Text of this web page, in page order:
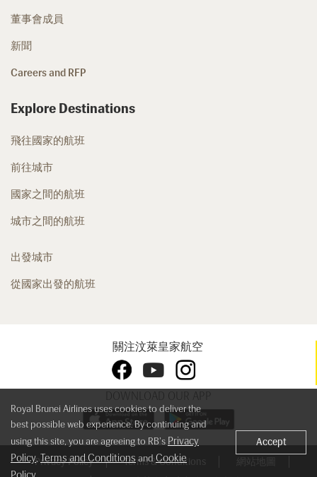
董事會成員
新聞
Careers and RFP
Explore Destinations
飛往國家的航班
前往城市
國家之間的航班
城市之間的航班
出發城市
從國家出發的航班
關注汶萊皇家航空
DOWNLOAD OUR APP
Privacy Policy Terms & Conditions
網站地圖
Royal Brunei Airlines uses cookies to deliver the
best possible web experience. By continuing and
using this site, you are agreeing to RB's Privacy
Policy,Terms and Conditionsand Cookie
Accept